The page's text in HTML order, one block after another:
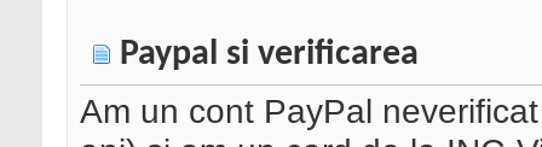
Paypal si verificarea
Am un cont PayPal